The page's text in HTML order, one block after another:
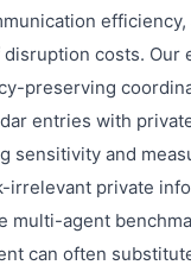
costs. Our
preserving
entries with
sensitivity and
irrelevant private
multi-agent
can often